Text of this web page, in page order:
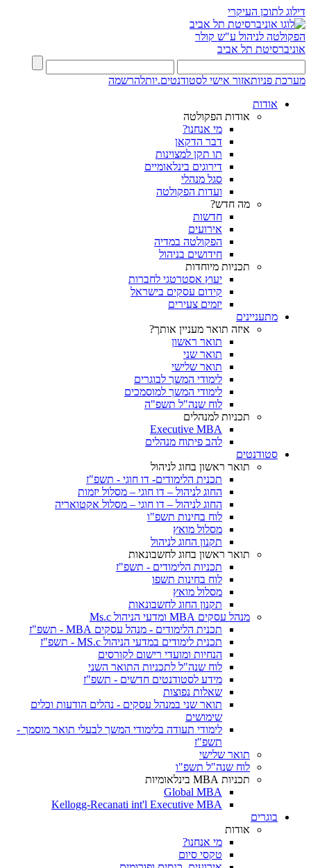
דילוג לתוכן העיקרי
הפקולטה לניהול ע"ש קולר
אוניברסיטת תל אביב
מערכת פניותאזור אישי לסטודנטים.יותלהרשמה
אודות
אודות הפקולטה
מי אנחנו?
דבר הדקאן
תו תקן למצוינות
דירוגים בינלאומיים
סגל מנהלי
ועדות הפקולטה
מה חדש?
חדשות
אירועים
הפקולטה במדיה
חידושים בניהול
תכניות מיוחדות
יעוץ אסטרטגי לחברות
קידום עסקים בישראל
יזמים צעירים
מתעניינים
איזה תואר מעניין אותך?
תואר ראשון
תואר שני
תואר שלישי
לימודי המשך לבוגרים
לימודי המשך למוסמכים
לוח שנה"ל תשפ"ה
תכניות למנהלים
Executive MBA
להב פיתוח מנהלים
סטודנטים
תואר ראשון בחוג לניהול
תכנית הלימודים- דו חוגי - תשפ"ז
החוג לניהול – דו חוגי – מסלול יזמות
החוג לניהול – דו חוגי – מסלול אקטואריה
לוח בחינות תשפ"ו
מסלול מואץ
תקנון החוג לניהול
תואר ראשון בחוג לחשבונאות
תכניות הלימודים - תשפ"ז
לוח בחינות תשפו
מסלול מואץ
תקנון החוג לחשבונאות
מנהל עסקים MBA ומדעי הניהול Ms.c
תכנית הלימודים - מנהל עסקים MBA - תשפ"ז
תכנית לימודים במדעי הניהול MS.c - תשפ"ז
הנחיות ומועדי רישום לקורסים
לוח שנה"ל לתכניות התואר השני
מידע לסטודנטים חדשים - תשפ"ז
שאלות נפוצות
תואר שני במנהל עסקים - נהלים הודעות וכלים
שימושים
לימודי תעודה בלימודי המשך לבעלי תואר מוסמך -
תשפ"ז
תואר שלישי
לוח שנה"ל תשפ"ו
תכניות MBA בינלאומיות
Global MBA
Kellogg-Recanati int'l Executive MBA
בוגרים
אודות
מי אנחנו?
טקסי סיום